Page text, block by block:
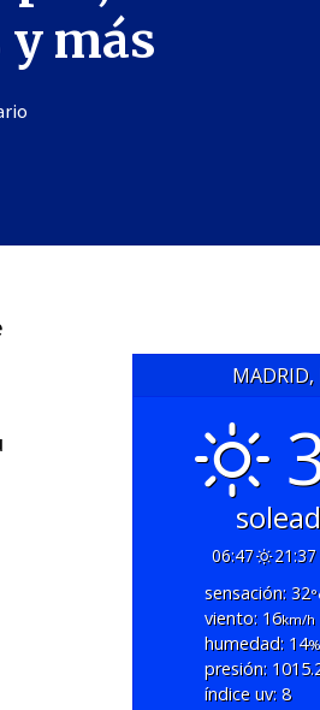
y más
MADRID,
06:47
21:37
sensación: 32
viento: 16km/h
humedad: 14%
presión:
índice uv: 8